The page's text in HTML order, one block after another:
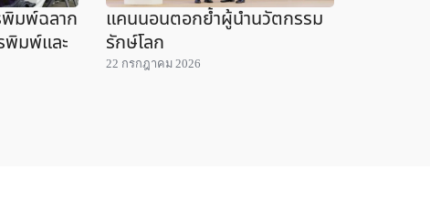
พิมพ์ฉลาก
พิมพ์และ
แคนนอนตอกย้ำผู้นำนวัตกรรม
รักษ์โลก
22 กรกฎาคม 2026